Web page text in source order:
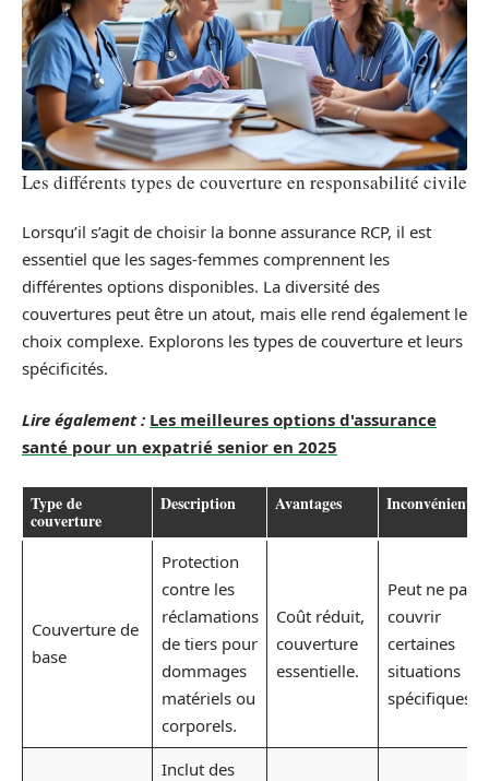
Les différents types de couverture en responsabilité civile
Lorsqu’il s’agit de choisir la bonne assurance RCP, il est
essentiel que les sages-femmes comprennent les
différentes options disponibles. La diversité des
couvertures peut être un atout, mais elle rend également le
choix complexe. Explorons les types de couverture et leurs
spécificités.
Lire également : Les meilleures options d'assurance
santé pour un expatrié senior en 2025
Type de
couverture
Description Avantages Inconvénients
Couverture de
base
Protection
contre les
réclamations
de tiers pour
dommages
matériels ou
corporels.
Coût réduit,
couverture
essentielle.
Peut ne pas
couvrir
certaines
situations
spécifiques.
Inclut des